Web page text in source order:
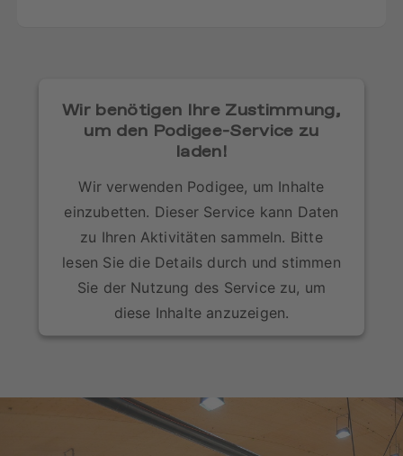
Wir benötigen Ihre Zustimmung,
um den Podigee-Service zu
laden!
Wir verwenden Podigee, um Inhalte
einzubetten. Dieser Service kann Daten
zu Ihren Aktivitäten sammeln. Bitte
lesen Sie die Details durch und stimmen
Sie der Nutzung des Service zu, um
diese Inhalte anzuzeigen.
Akzeptieren